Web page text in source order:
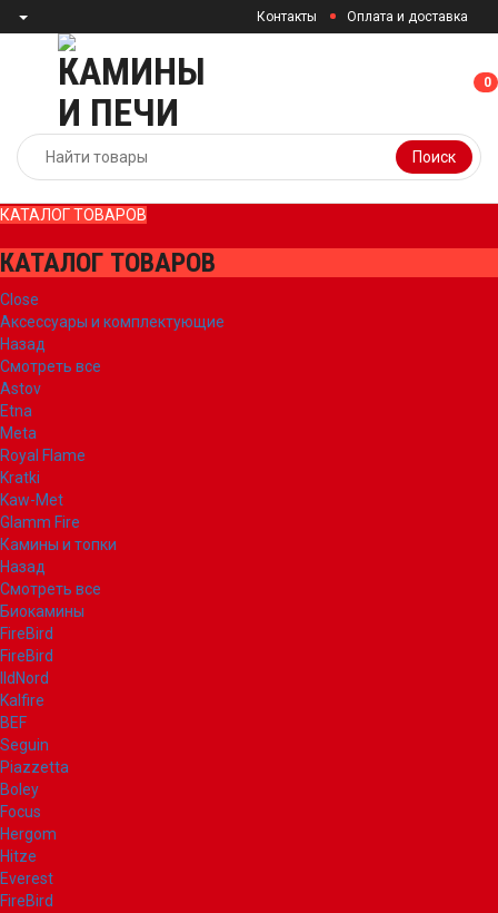
Контакты Оплата и доставка
Поиск
00
КАТАЛОГ ТОВАРОВ
КАТАЛОГ ТОВАРОВ
Close
Аксессуары и комплектующие
Назад
Смотреть все
Astov
Etna
Meta
Royal Flame
Kratki
Kaw-Met
Glamm Fire
Камины и топки
Назад
Смотреть все
Биокамины
FireBird
FireBird
IldNord
Kalfire
BEF
Seguin
Piazzetta
Boley
Focus
Hergom
Hitze
Everest
FireBird